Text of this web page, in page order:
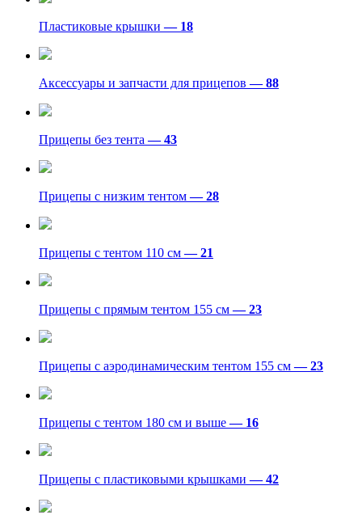
Пластиковые крышки— 18
Аксессуары и запчасти для прицепов— 88
Прицепы без тента— 43
Прицепы с низким тентом— 28
Прицепы с тентом 110 см— 21
Прицепы с прямым тентом 155 см— 23
Прицепы с аэродинамическим тентом 155 см— 23
Прицепы с тентом 180 см и выше— 16
Прицепы с пластиковыми крышками— 42